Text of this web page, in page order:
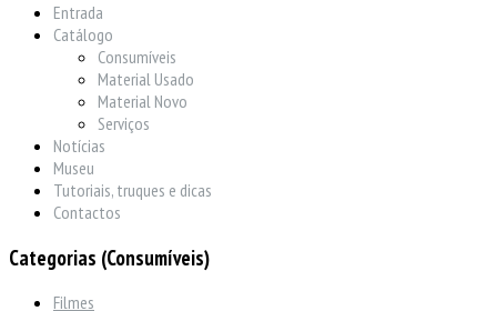
Entrada
Catálogo
Consumíveis
Material Usado
Material Novo
Serviços
Notícias
Museu
Tutoriais, truques e dicas
Contactos
Categorias (Consumíveis)
Filmes